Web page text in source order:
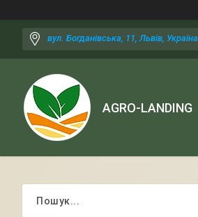
вул. Богданівська, 11, Львів, Україна
AGRO-LANDING